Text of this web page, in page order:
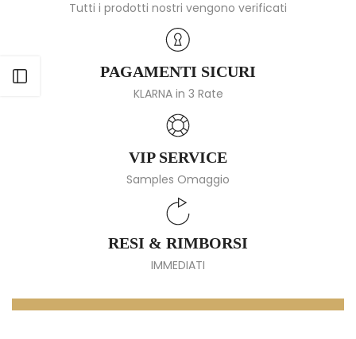
Apri barra laterale
Tutti i prodotti nostri vengono verificati
PAGAMENTI SICURI
KLARNA in 3 Rate
VIP SERVICE
Samples Omaggio
RESI & RIMBORSI
IMMEDIATI